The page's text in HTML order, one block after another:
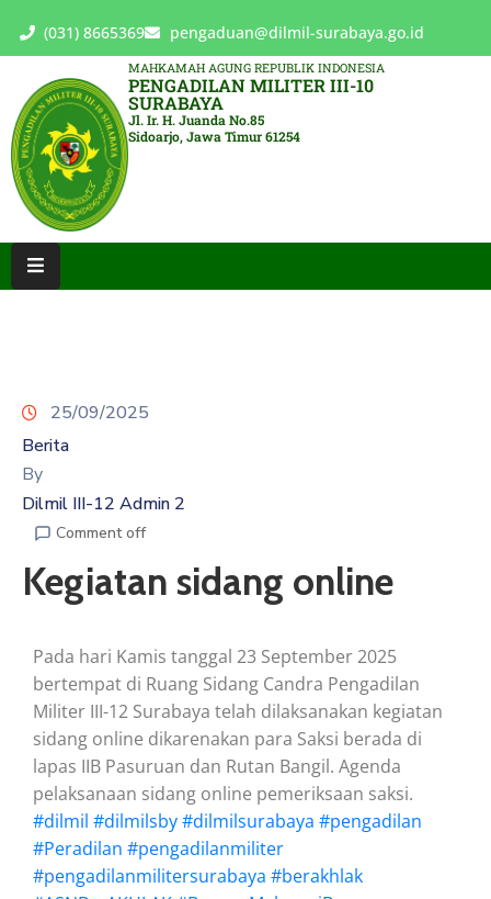
(031) 8665369 pengaduan@dilmil-surabaya.go.id
MAHKAMAH AGUNG REPUBLIK INDONESIA
PENGADILAN MILITER III-10
SURABAYA
Jl. Ir. H. Juanda No.85
Sidoarjo, Jawa Timur 61254
BERANDA
TENTANG
PENGADILAN
LAYANAN
HUKUM
LAYANAN
KINERJA
RB
ARTIKEL
GALERI
25/09/2025
Berita
By
Dilmil III-12 Admin 2
Comment off
Kegiatan sidang online
Pada hari Kamis tanggal 23 September 2025
bertempat di Ruang Sidang Candra Pengadilan
Militer III-12 Surabaya telah dilaksanakan kegiatan
sidang online dikarenakan para Saksi berada di
lapas IIB Pasuruan dan Rutan Bangil. Agenda
pelaksanaan sidang online pemeriksaan saksi.
#dilmil #dilmilsby#dilmilsurabaya #pengadilan
#Peradilan #pengadilanmiliter
#pengadilanmilitersurabaya #berakhlak